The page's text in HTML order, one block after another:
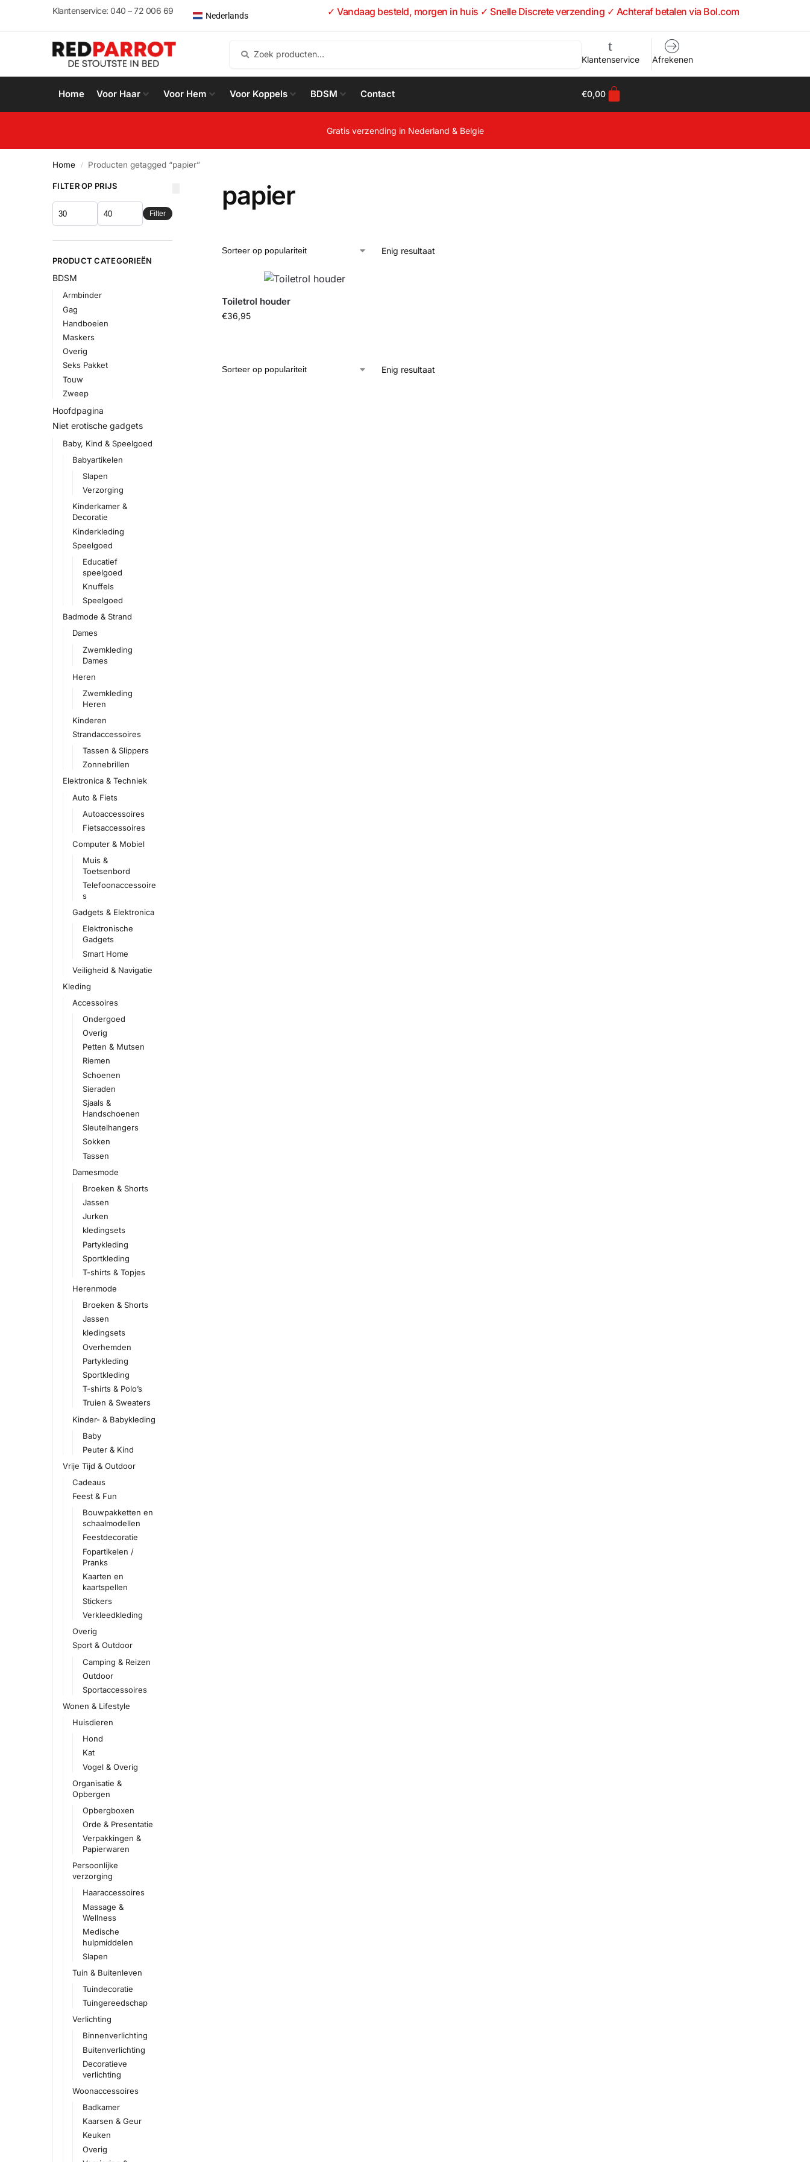
Klantenservice: 040 – 72 006 69 Nederlands
Español
✓ Vandaag besteld, morgen in huis ✓ Snelle Discrete verzending ✓ Achteraf betalen via Bol.com
Klantenservice Afrekenen
Home Voor Haar Voor Hem Voor Koppels BDSM Contact €0,00
Gratis verzending in Nederland & Belgie
Home / Producten getagged “papier”
papier
Enig resultaat
Toiletrol houder
€36,95
Enig resultaat
FILTER OP PRIJS
Filter
PRODUCT CATEGORIEËN
BDSM
Armbinder
Gag
Handboeien
Maskers
Overig
Seks Pakket
Touw
Zweep
Hoofdpagina
Niet erotische gadgets
Baby, Kind & Speelgoed
Babyartikelen
Slapen
Verzorging
Kinderkamer &
Decoratie
Kinderkleding
Speelgoed
Educatief
speelgoed
Knuffels
Speelgoed
Badmode & Strand
Dames
Zwemkleding
Dames
Heren
Zwemkleding
Heren
Kinderen
Strandaccessoires
Tassen & Slippers
Zonnebrillen
Elektronica & Techniek
Auto & Fiets
Autoaccessoires
Fietsaccessoires
Computer & Mobiel
Muis &
Toetsenbord
Telefoonaccessoire
s
Gadgets & Elektronica
Elektronische
Gadgets
Smart Home
Veiligheid & Navigatie
Kleding
Accessoires
Ondergoed
Overig
Petten & Mutsen
Riemen
Schoenen
Sieraden
Sjaals &
Handschoenen
Sleutelhangers
Sokken
Tassen
Damesmode
Broeken & Shorts
Jassen
Jurken
kledingsets
Partykleding
Sportkleding
T-shirts & Topjes
Herenmode
Broeken & Shorts
Jassen
kledingsets
Overhemden
Partykleding
Sportkleding
T-shirts & Polo’s
Truien & Sweaters
Kinder- & Babykleding
Baby
Peuter & Kind
Vrije Tijd & Outdoor
Cadeaus
Feest & Fun
Bouwpakketten en
schaalmodellen
Feestdecoratie
Fopartikelen /
Pranks
Kaarten en
kaartspellen
Stickers
Verkleedkleding
Overig
Sport & Outdoor
Camping & Reizen
Outdoor
Sportaccessoires
Wonen & Lifestyle
Huisdieren
Hond
Kat
Vogel & Overig
Organisatie &
Opbergen
Opbergboxen
Orde & Presentatie
Verpakkingen &
Papierwaren
Persoonlijke
verzorging
Haaraccessoires
Massage &
Wellness
Medische
hulpmiddelen
Slapen
Tuin & Buitenleven
Tuindecoratie
Tuingereedschap
Verlichting
Binnenverlichting
Buitenverlichting
Decoratieve
verlichting
Woonaccessoires
Badkamer
Kaarsen & Geur
Keuken
Overig